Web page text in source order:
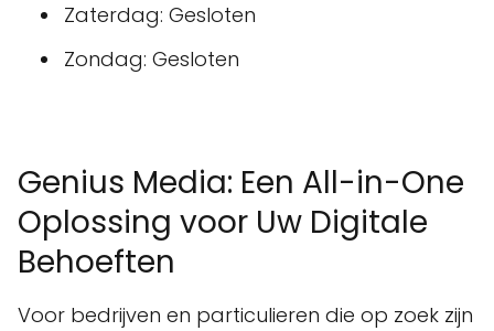
Zaterdag: Gesloten
Zondag: Gesloten
Genius Media: Een All-in-One
Oplossing voor Uw Digitale
Behoeften
Voor bedrijven en particulieren die op zoek zijn